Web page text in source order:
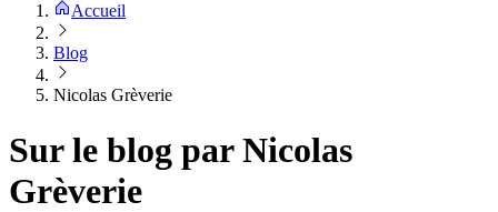
Accueil
Blog
Nicolas Grèverie
Sur le blog par Nicolas
Grèverie